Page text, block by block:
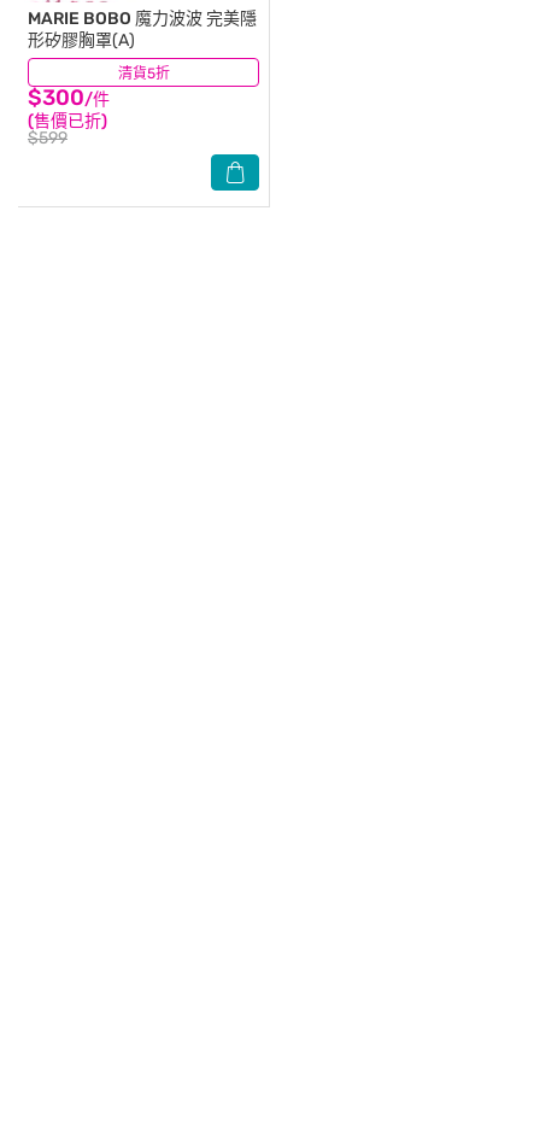
清貨5折
MARIE BOBO 魔力波波 完美隱
形矽膠胸罩(A)
$300/件
(售價已折)
$599
(0)